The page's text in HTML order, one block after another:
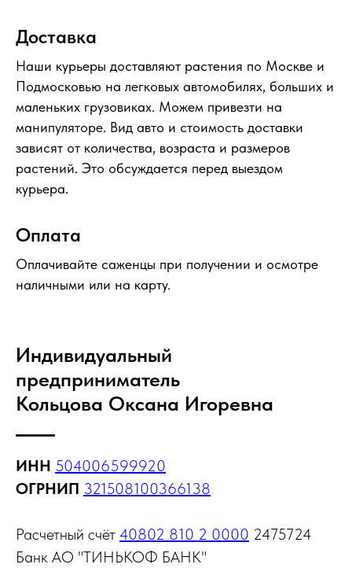
Доставка
Наши курьеры доставляют растения по Москве и
Подмосковью на легковых автомобилях, больших и
маленьких грузовиках. Можем привезти на
манипуляторе. Вид авто и стоимость доставки
зависят от количества, возраста и размеров
растений. Это обсуждается перед выездом
курьера.
Оплата
Оплачивайте саженцы при получении и осмотре
наличными или на карту.
Индивидуальный
предприниматель
Кольцова Оксана Игоревна
ИНН 504006599920
ОГРНИП 321508100366138
Расчетный счёт 40802 810 2 0000 2475724
Банк АО "ТИНЬКОФ БАНК"